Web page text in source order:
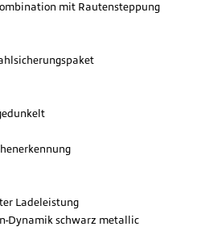
mit Rautensteppung
Ladeleistung
Dynamik schwarz metallic